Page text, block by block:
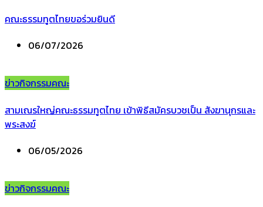
คณะธรรมทูตไทยขอร่วมยินดี
06/07/2026
ข่าวกิจกรรมคณะ
สามเณรใหญ่คณะธรรมทูตไทย เข้าพิธีสมัครบวชเป็น สังฆานุกรและ
พระสงฆ์
06/05/2026
ข่าวกิจกรรมคณะ